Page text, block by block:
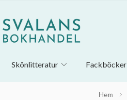
Skönlitteratur Fackböcker
Hem